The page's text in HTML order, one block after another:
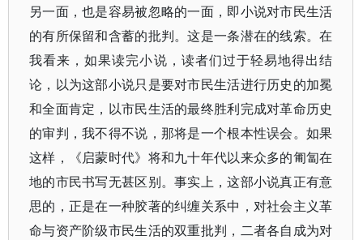
另一面，也是容易被忽略的一面，即小说对市民生活
的有所保留和含蓄的批判。这是一条潜在的线索。在
我看来，如果读完小说，读者们过于轻易地得出结
论，以为这部小说只是要对市民生活进行历史的加冕
和全面肯定，以市民生活的最终胜利完成对革命历史
的审判，我不得不说，那将是一个根本性误会。如果
这样，《启蒙时代》将和九十年代以来众多的匍匐在
地的市民书写无甚区别。事实上，这部小说真正有意
思的，正是在一种胶著的纠缠关系中，对社会主义革
命与资产阶级市民生活的双重批判，二者各自成为对